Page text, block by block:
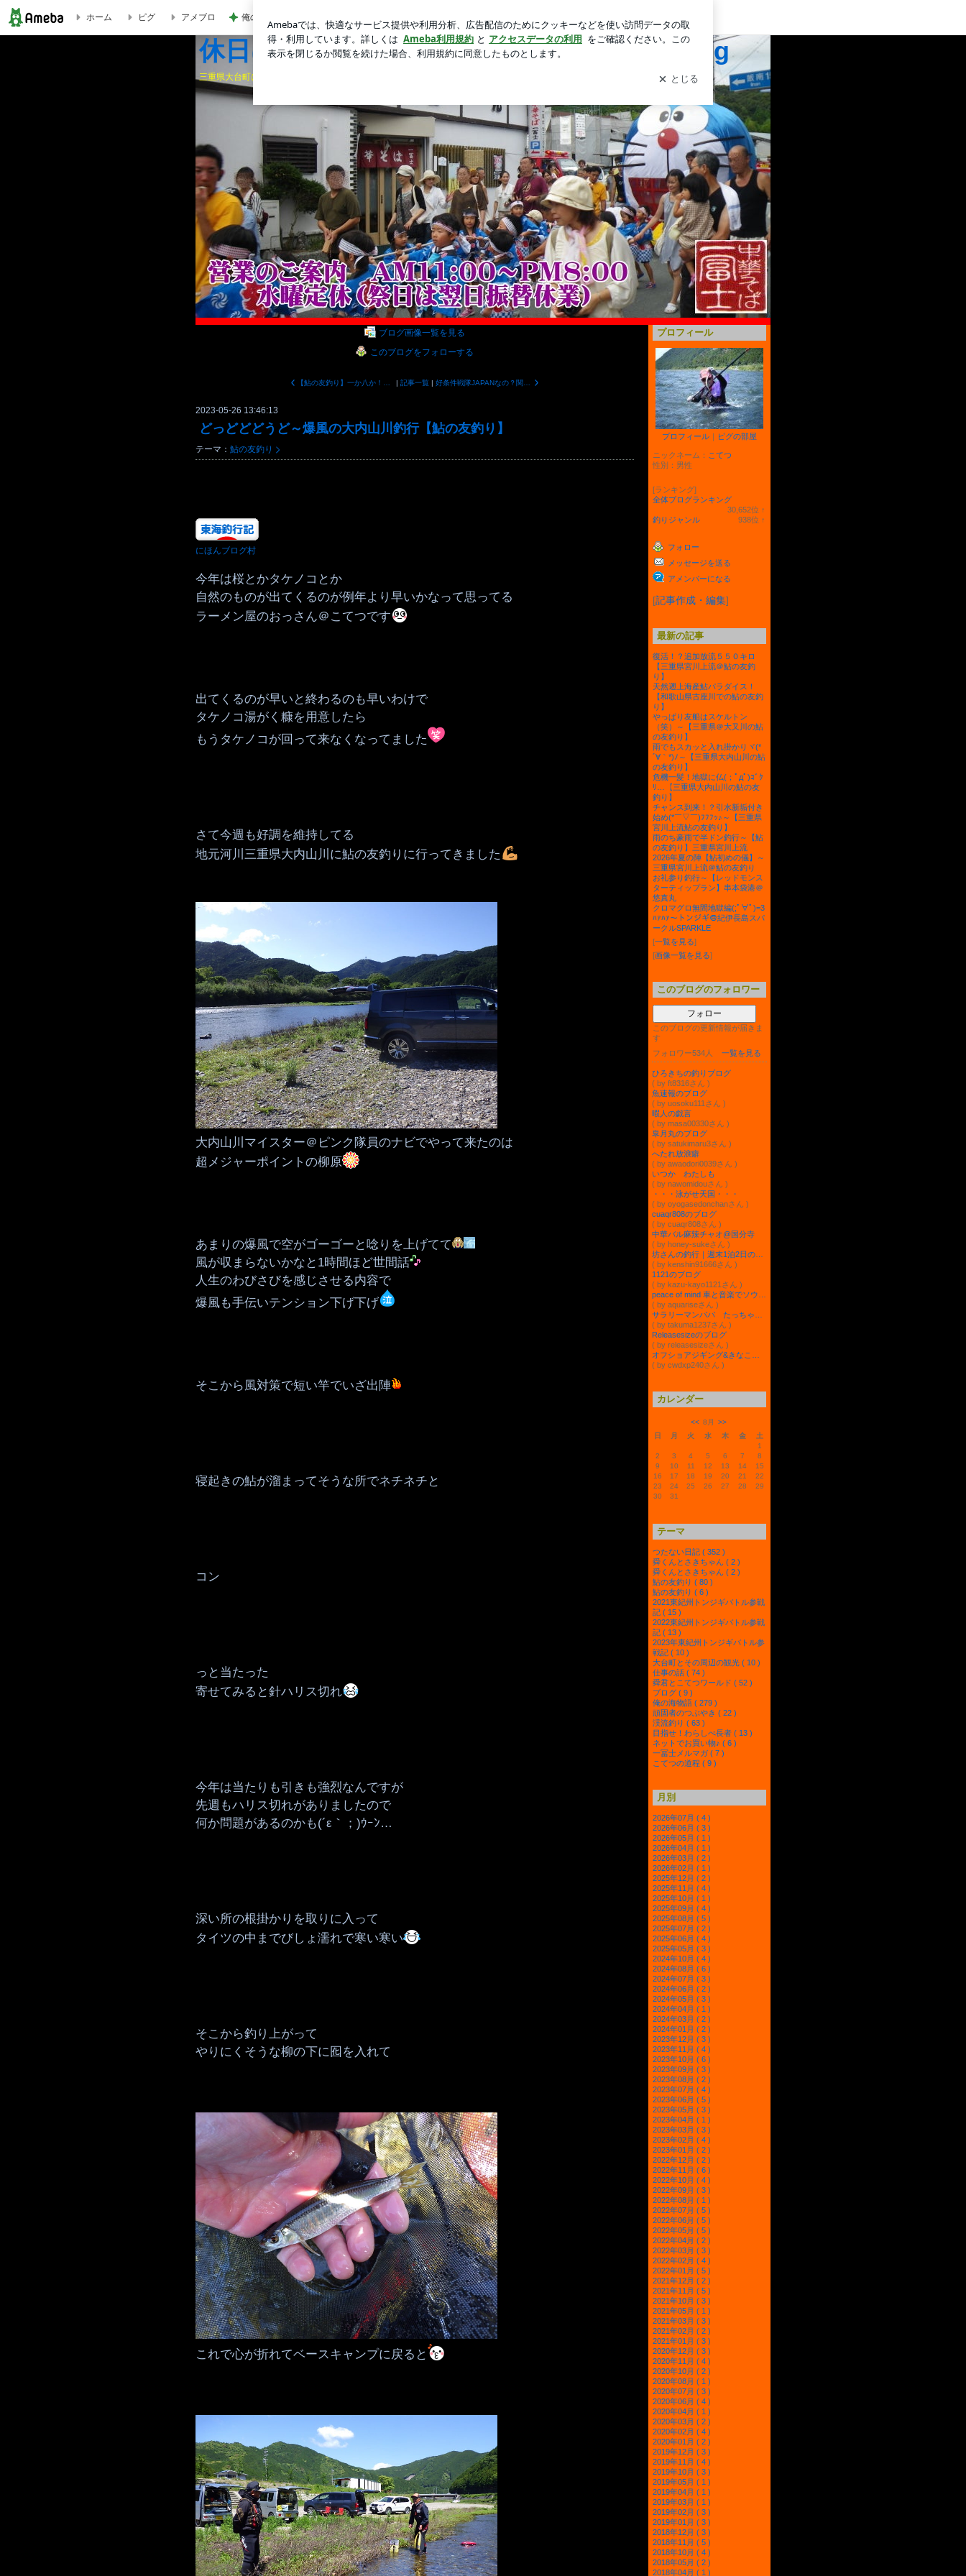
どっどどどうど～爆風の大内山川釣行【鮎の友釣り】 | 休日は釣り三昧！ラーメン屋のおっさんBlog
ホーム ピグ アメブロ 俺のせいで彼女が辛かったとの話
休日は釣り三昧！ラーメン屋のおっさんBlog
三重県大台町にある、中華そば「一冨士」二代目こてつの日々の日記や趣味の釣り（鮎・あまご・アオリイカ等々）
プロフィール
プロフィール ｜ ピグの部屋
ニックネーム： こてつ
性別： 男性
[ランキング]
全体ブログランキング
30,652位 ↑
釣りジャンル 938位 ↑
フォロー
メッセージを送る
アメンバーになる
[記事作成・編集]
最新の記事
復活！？追加放流５５０キロ
【三重県宮川上流＠鮎の友釣
り】
天然遡上海産鮎パラダイス！
【和歌山県古座川での鮎の友釣
り】
やっぱり友船はスケルトン
（笑）～【三重県＠大又川の鮎
の友釣り】
雨でもスカッと入れ掛かりヾ(*
´∀｀*)ﾉ～【三重県大内山川の鮎
の友釣り】
危機一髪！地獄に仏(；ﾟдﾟ)ｺﾞｸ
ﾘ…【三重県大内山川の鮎の友
釣り】
チャンス到来！？引水新垢付き
始め(*￣▽￣)ﾌﾌﾌｯ♪～【三重県
宮川上流鮎の友釣り】
雨のち豪雨で半ドン釣行～【鮎
の友釣り】三重県宮川上流
2026年夏の陣【鮎初めの儀】～
三重県宮川上流＠鮎の友釣り
お礼参り釣行～【レッドモンス
ターティップラン】串本袋港＠
悠真丸
クロマグロ無間地獄編(;ﾟ∀ﾟ)=3
ﾊｧﾊｧ～トンジギ＠紀伊長島スパ
ークルSPARKLE
[一覧を見る]
[画像一覧を見る]
このブログのフォロワー
フォロー
このブログの更新情報が届きま
す
フォロワー534人
一覧を見る
ひろきちの釣りブログ
( by ft8316さん )
魚速報のブログ
( by uosoku111さん )
暇人の戯言
( by masa00330さん )
皐月丸のブログ
( by satukimaru3さん )
へたれ放浪癖
( by awaodori0039さん )
いつか わたしも
( by nawomidouさん )
・・・泳がせ天国・・・
( by oyogasedonchanさん )
cuaqr808のブログ
( by cuaqr808さん )
中華バル麻辣チャオ@国分寺
( by honey-sukeさん )
( by kenshin91666さん )
1121のブログ
( by kazu-kayo1121さん )
( by aquariseさん )
( by takuma1237さん )
Releasesizeのブログ
( by releasesizeさん )
( by cwdxp240さん )
カレンダー
<< 8月
>>
日
月 火 水 木 金
土
1
2
3 4 5 6 7
8
9
10 11 12 13 14
15
16
17 18 19 20 21
22
23
24 25 26 27 28
29
30
31
テーマ
つたない日記 ( 352 )
舜くんとさきちゃん ( 2 )
舜くんとさきちゃん ( 2 )
鮎の友釣り ( 80 )
鮎の友釣り ( 6 )
2021東紀州トンジギバトル参戦
記 ( 15 )
2022東紀州トンジギバトル参戦
記 ( 13 )
2023年東紀州トンジギバトル参
戦記 ( 10 )
大台町とその周辺の観光 ( 10 )
仕事の話 ( 74 )
舜君とこてつワールド ( 52 )
ブログ ( 9 )
俺の海物語 ( 279 )
頑固者のつぶやき ( 22 )
渓流釣り ( 63 )
目指せ！わらしべ長者 ( 13 )
ネットでお買い物♪ ( 6 )
一冨士メルマガ ( 7 )
こてつの道程 ( 9 )
月別
2026年07月 ( 4 )
2026年06月 ( 3 )
2026年05月 ( 1 )
2026年04月 ( 1 )
2026年03月 ( 2 )
2026年02月 ( 1 )
2025年12月 ( 2 )
2025年11月 ( 4 )
2025年10月 ( 1 )
2025年09月 ( 4 )
2025年08月 ( 5 )
2025年07月 ( 2 )
2025年06月 ( 4 )
2025年05月 ( 3 )
2024年10月 ( 4 )
2024年08月 ( 6 )
2024年07月 ( 3 )
2024年06月 ( 2 )
2024年05月 ( 3 )
2024年04月 ( 1 )
2024年03月 ( 2 )
2024年01月 ( 2 )
2023年12月 ( 3 )
2023年11月 ( 4 )
2023年10月 ( 6 )
2023年09月 ( 3 )
2023年08月 ( 2 )
2023年07月 ( 4 )
2023年06月 ( 5 )
2023年05月 ( 3 )
2023年04月 ( 1 )
2023年03月 ( 3 )
2023年02月 ( 4 )
2023年01月 ( 2 )
2022年12月 ( 2 )
2022年11月 ( 6 )
2022年10月 ( 4 )
2022年09月 ( 3 )
2022年08月 ( 1 )
2022年07月 ( 5 )
2022年06月 ( 5 )
2022年05月 ( 5 )
2022年04月 ( 2 )
2022年03月 ( 3 )
2022年02月 ( 4 )
2022年01月 ( 5 )
2021年12月 ( 2 )
2021年11月 ( 5 )
2021年10月 ( 3 )
2021年05月 ( 1 )
2021年03月 ( 3 )
2021年02月 ( 2 )
2021年01月 ( 3 )
2020年12月 ( 3 )
2020年11月 ( 4 )
2020年10月 ( 2 )
2020年08月 ( 1 )
2020年07月 ( 3 )
2020年06月 ( 4 )
2020年04月 ( 1 )
2020年03月 ( 2 )
2020年02月 ( 4 )
2020年01月 ( 2 )
2019年12月 ( 3 )
2019年11月 ( 4 )
2019年10月 ( 3 )
2019年05月 ( 1 )
2019年04月 ( 1 )
2019年03月 ( 1 )
2019年02月 ( 3 )
2019年01月 ( 3 )
2018年12月 ( 3 )
2018年11月 ( 5 )
2018年10月 ( 4 )
2018年05月 ( 2 )
2018年04月 ( 1 )
ブログ画像一覧を見る
このブログをフォローする
| 記事一覧 |
2023-05-26 13:46:13
どっどどどうど～爆風の大内山川釣行【鮎の友釣り】
テーマ： 鮎の友釣り
にほんブログ村
今年は桜とかタケノコとか
自然のものが出てくるのが例年より早いかなって思ってる
ラーメン屋のおっさん＠こてつです
出てくるのが早いと終わるのも早いわけで
タケノコ湯がく糠を用意したら
もうタケノコが回って来なくなってました
さて今週も好調を維持してる
地元河川三重県大内山川に鮎の友釣りに行ってきました
大内山川マイスター＠ピンク隊員のナビでやって来たのは
超メジャーポイントの柳原
あまりの爆風で空がゴーゴーと唸りを上げてて
風が収まらないかなと1時間ほど世間話
人生のわびさびを感じさせる内容で
爆風も手伝いテンション下げ下げ
そこから風対策で短い竿でいざ出陣
寝起きの鮎が溜まってそうな所でネチネチと
コン
っと当たった
寄せてみると針ハリス切れ
今年は当たりも引きも強烈なんですが
先週もハリス切れがありましたので
何か問題があるのかも(´ε｀；)ｳｰﾝ…
深い所の根掛かりを取りに入って
タイツの中までびしょ濡れで寒い寒い
そこから釣り上がって
やりにくそうな柳の下に囮を入れて
これで心が折れてベースキャンプに戻ると